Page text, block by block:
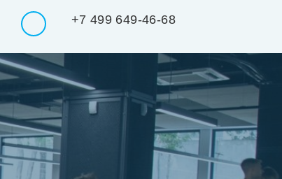
+7 499 649-46-68